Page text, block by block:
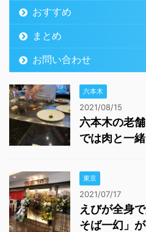
おすすめ
まとめ
お問い合わせ
六本木
2021/08/15
六本木の老
では肉と一
東京
2021/07/17
えびが全身
そば一幻」